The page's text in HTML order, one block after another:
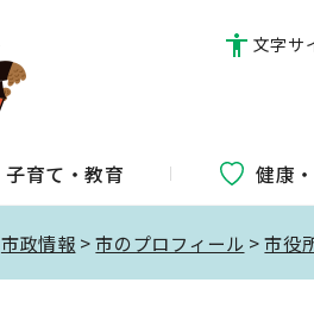
文字サ
子育て・教育 健康
市政情報 >市のプロフィール >市役